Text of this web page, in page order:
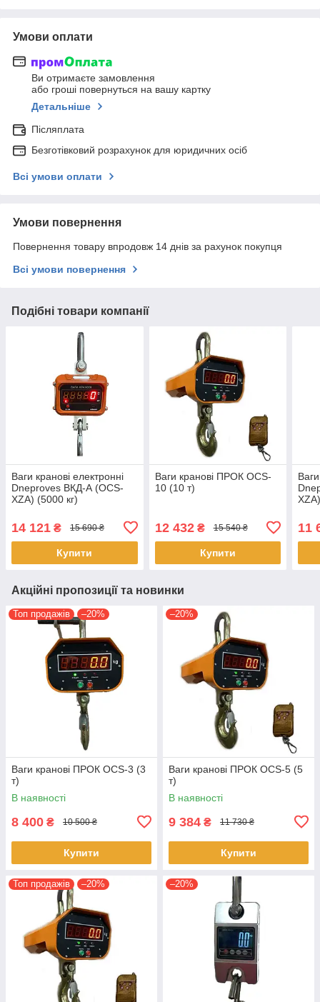
Умови оплати
Ви отримаєте замовлення
або гроші повернуться на вашу картку
Детальніше
Післяплата
Безготівковий розрахунок для юридичних осіб
Всі умови оплати
Умови повернення
Повернення товару впродовж 14 днів за рахунок покупця
Всі умови повернення
Подібні товари компанії
Ваги кранові електронні
Dneproves ВКД-А (OCS-
XZA) (5000 кг)
14 121 ₴ 15 690 ₴
Купити
Ваги кранові ПРОК OCS-
10 (10 т)
12 432₴ 15 540 ₴
Купити
11
Акційні пропозиції та новинки
Топ продажів –20%
Ваги кранові ПРОК OCS-3 (3
т)
В наявності
8 400 ₴ 10 500 ₴
Купити
–20%
Ваги кранові ПРОК OCS-5 (5
т)
В наявності
9 384 ₴ 11 730 ₴
Купити
Топ продажів –20% –20%